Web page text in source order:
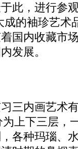
此，进行参
的袖珍艺术
国内收藏市
发展。
内画艺术
上下三层，
各种玛瑙、